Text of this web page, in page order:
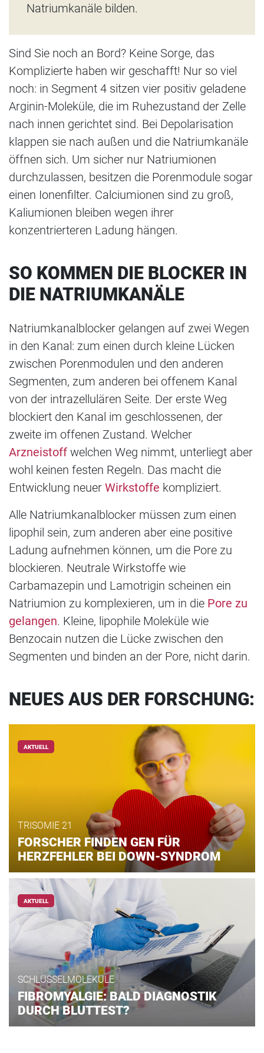
Natriumkanäle bilden.
Sind Sie noch an Bord? Keine Sorge, das
Komplizierte haben wir geschafft! Nur so viel
noch: in Segment 4 sitzen vier positiv geladene
Arginin-Moleküle, die im Ruhezustand der Zelle
nach innen gerichtet sind. Bei Depolarisation
klappen sie nach außen und die Natriumkanäle
öffnen sich. Um sicher nur Natriumionen
durchzulassen, besitzen die Porenmodule sogar
einen Ionenfilter. Calciumionen sind zu groß,
Kaliumionen bleiben wegen ihrer
konzentrierteren Ladung hängen.
SO KOMMEN DIE BLOCKER IN
DIE NATRIUMKANÄLE
Natriumkanalblocker gelangen auf zwei Wegen
in den Kanal: zum einen durch kleine Lücken
zwischen Porenmodulen und den anderen
Segmenten, zum anderen bei offenem Kanal
von der intrazellulären Seite. Der erste Weg
blockiert den Kanal im geschlossenen, der
zweite im offenen Zustand. Welcher
Arzneistoff welchen Weg nimmt, unterliegt aber
wohl keinen festen Regeln. Das macht die
Entwicklung neuer Wirkstoffe kompliziert.
Alle Natriumkanalblocker müssen zum einen
lipophil sein, zum anderen aber eine positive
Ladung aufnehmen können, um die Pore zu
blockieren. Neutrale Wirkstoffe wie
Carbamazepin und Lamotrigin scheinen ein
Natriumion zu komplexieren, um in die Pore zu
gelangen. Kleine, lipophile Moleküle wie
Benzocain nutzen die Lücke zwischen den
Segmenten und binden an der Pore, nicht darin.
NEUES AUS DER FORSCHUNG:
AKTUELL
TRISOMIE 21
FORSCHER FINDEN GEN FÜR
HERZFEHLER BEI DOWN-SYNDROM
AKTUELL
SCHLÜSSELMOLEKÜLE
FIBROMYALGIE: BALD DIAGNOSTIK
DURCH BLUTTEST?